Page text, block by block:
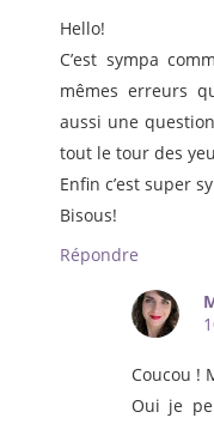
Hello!
C’est sympa
mêmes erreurs
aussi une
tout le tour des
Enfin c’est super
Bisous!
Répondre
Coucou !
Oui je